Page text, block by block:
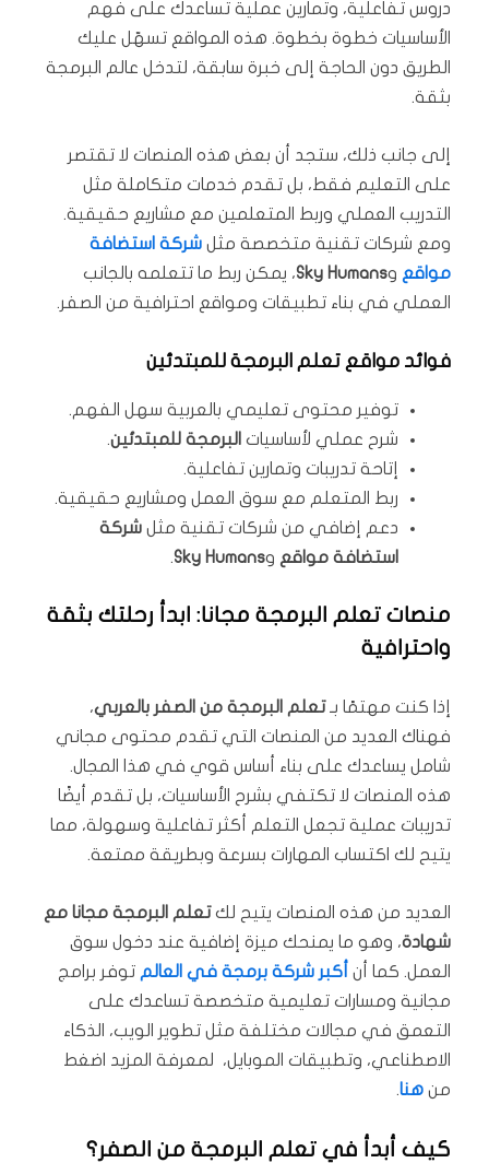
دروس تفاعلية، وتمارين عملية تساعدك على فهم
الأساسيات خطوة بخطوة. هذه المواقع تسهّل عليك
الطريق دون الحاجة إلى خبرة سابقة، لتدخل عالم البرمجة
بثقة.
إلى جانب ذلك، ستجد أن بعض هذه المنصات لا تقتصر
على التعليم فقط، بل تقدم خدمات متكاملة مثل
التدريب العملي وربط المتعلمين مع مشاريع حقيقية.
ومع شركات تقنية متخصصة مثل شركة استضافة
مواقع وSky Humans، يمكن ربط ما تتعلمه بالجانب
العملي في بناء تطبيقات ومواقع احترافية من الصفر.
فوائد مواقع تعلم البرمجة للمبتدئين
توفير محتوى تعليمي بالعربية سهل الفهم.
شرح عملي لأساسيات البرمجة للمبتدئين.
إتاحة تدريبات وتمارين تفاعلية.
ربط المتعلم مع سوق العمل ومشاريع حقيقية.
دعم إضافي من شركات تقنية مثل شركة
استضافة مواقع وSky Humans
.
منصات تعلم البرمجة مجانا: ابدأ رحلتك بثقة
واحترافية
إذا كنت مهتمًا بـتعلم البرمجة من الصفر بالعربي،
فهناك العديد من المنصات التي تقدم محتوى مجاني
شامل يساعدك على بناء أساس قوي في هذا المجال.
هذه المنصات لا تكتفي بشرح الأساسيات، بل تقدم أيضًا
تدريبات عملية تجعل التعلم أكثر تفاعلية وسهولة، مما
يتيح لك اكتساب المهارات بسرعة وبطريقة ممتعة.
العديد من هذه المنصات يتيح لكتعلم البرمجة مجانا مع
شهادة، وهو ما يمنحك ميزة إضافية عند دخول سوق
العمل. كما أن أكبر شركة برمجة في العالم توفر برامج
مجانية ومسارات تعليمية متخصصة تساعدك على
التعمق في مجالات مختلفة مثل تطوير الويب، الذكاء
الاصطناعي، وتطبيقات الموبايل، لمعرفة المزيد اضغط
من هنا.
كيف أبدأ في تعلم البرمجة من الصفر؟